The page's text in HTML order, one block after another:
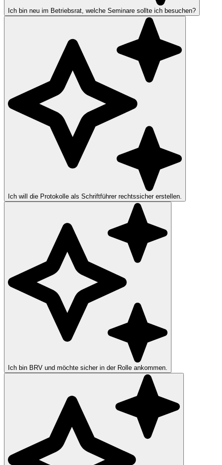
Ich bin neu im Betriebsrat, welche Seminare sollte ich besuchen?
Ich will die Protokolle als Schriftführer rechtssicher erstellen.
Ich bin BRV und möchte sicher in der Rolle ankommen.